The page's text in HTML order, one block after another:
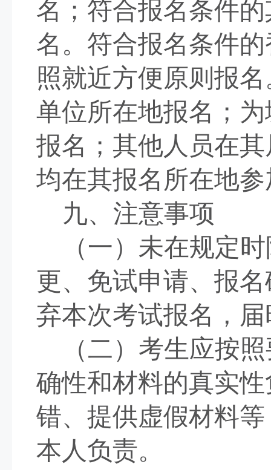
名；符合报名条件
名。符合报名条件
照就近方便原则报
单位所在地报名；
报名；其他人员在
均在其报名所在地
九、注意事项
（一）未在规定
更、免试申请、报
弃本次考试报名，
（二）考生应按
确性和材料的真实
错、提供虚假材料
本人负责。